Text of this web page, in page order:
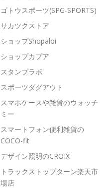
ゴトウスポーツ(SPG-SPORTS)
サカツクストア
ショップShopaloi
ショップカプア
スタンプラボ
スポーツダグアウト
スマホケースや雑貨のウォッチ
ミー
スマートフォン便利雑貨の
COCO-fit
デザイン照明のCROIX
トラックストップターン楽天市
場店